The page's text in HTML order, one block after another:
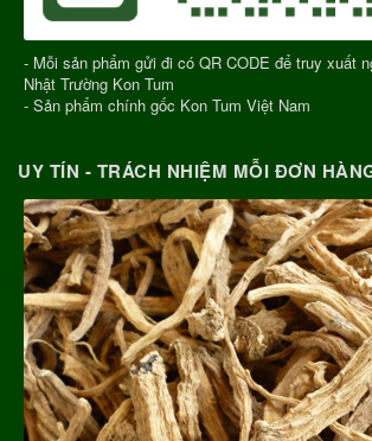
- Mỗi sản phẩm gửi đi có QR CODE để truy xuất
Nhật Trường Kon Tum
- Sản phẩm chính gốc Kon Tum Việt Nam
UY TÍN - TRÁCH NHIỆM MỖI ĐƠN